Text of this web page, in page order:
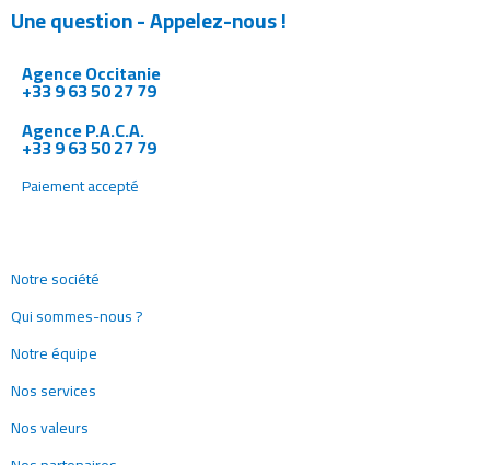
Une question - Appelez-nous !
Agence Occitanie
+33 9 63 50 27 79
Agence P.A.C.A.
+33 9 63 50 27 79
Paiement accepté
Notre société
Qui sommes-nous ?
Notre équipe
Nos services
Nos valeurs